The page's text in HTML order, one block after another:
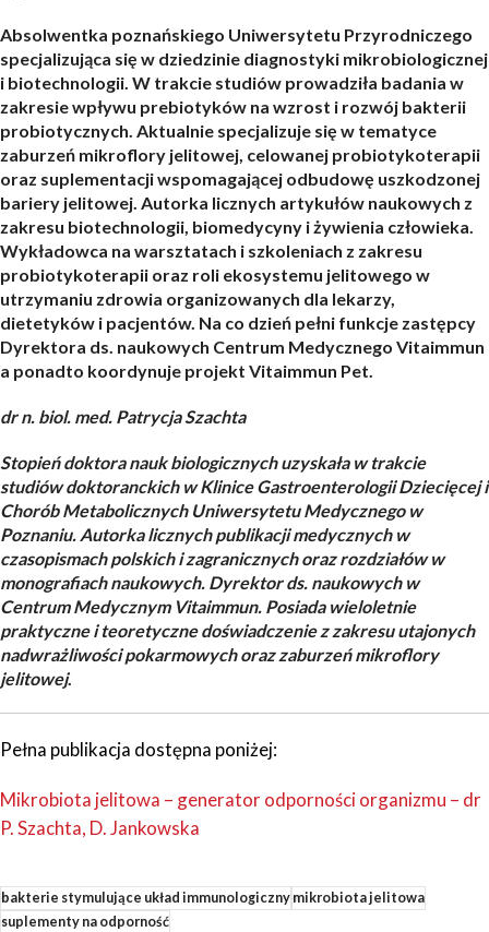
Absolwentka poznańskiego Uniwersytetu Przyrodniczego
specjalizująca się w dziedzinie diagnostyki mikrobiologicznej
i biotechnologii. W trakcie studiów prowadziła badania w
zakresie wpływu prebiotyków na wzrost i rozwój bakterii
probiotycznych. Aktualnie specjalizuje się w tematyce
zaburzeń mikroflory jelitowej, celowanej probiotykoterapii
oraz suplementacji wspomagającej odbudowę uszkodzonej
bariery jelitowej. Autorka licznych artykułów naukowych z
zakresu biotechnologii, biomedycyny i żywienia człowieka.
Wykładowca na warsztatach i szkoleniach z zakresu
probiotykoterapii oraz roli ekosystemu jelitowego w
utrzymaniu zdrowia organizowanych dla lekarzy,
dietetyków i pacjentów. Na co dzień pełni funkcje zastępcy
Dyrektora ds. naukowych Centrum Medycznego Vitaimmun
a ponadto koordynuje projekt Vitaimmun Pet.
dr n. biol. med. Patrycja Szachta
Stopień doktora nauk biologicznych uzyskała w trakcie
studiów doktoranckich w Klinice Gastroenterologii Dziecięcej i
Chorób Metabolicznych Uniwersytetu Medycznego w
Poznaniu. Autorka licznych publikacji medycznych w
czasopismach polskich i zagranicznych oraz rozdziałów w
monografiach naukowych. Dyrektor ds. naukowych w
Centrum Medycznym Vitaimmun. Posiada wieloletnie
praktyczne i teoretyczne doświadczenie z zakresu utajonych
nadwrażliwości pokarmowych oraz zaburzeń mikroflory
jelitowej.
Pełna publikacja dostępna poniżej:
Mikrobiota jelitowa – generator odporności organizmu – dr
P. Szachta, D. Jankowska
bakterie stymulujące układ immunologicznymikrobiota jelitowa
suplementy na odporność